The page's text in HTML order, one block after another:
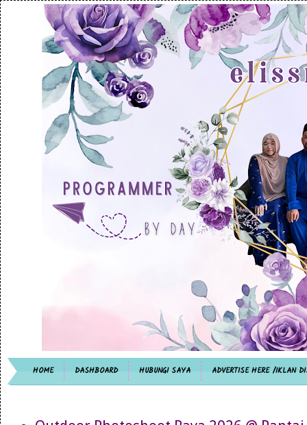
HOME DASHBOARD HUBUNGI SAYA ADVERTISE HERE /IKLAN